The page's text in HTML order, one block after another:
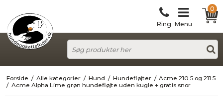
Ring Menu
0
Forside / Alle kategorier / Hund / Hundefløjter / Acme 210.5 og 211.5
/ Acme Alpha Lime grøn hundefløjte uden kugle + gratis snor